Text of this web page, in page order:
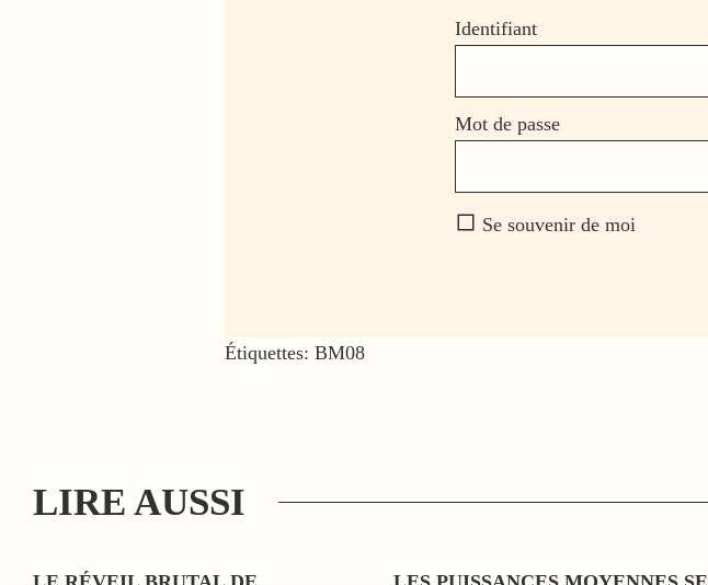
Identifiant
Mot de passe
Se souvenir de moi
Étiquettes: BM08
LIRE AUSSI